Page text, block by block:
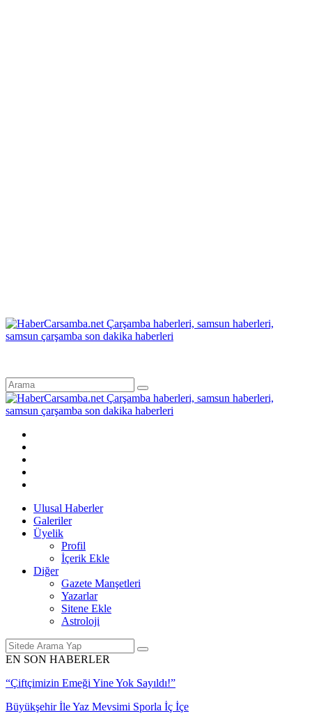
Ulusal Haberler
Galeriler
Üyelik
Profil
İçerik Ekle
Diğer
Gazete Manşetleri
Yazarlar
Sitene Ekle
Astroloji
EN SON HABERLER
“Çiftçimizin Emeği Yine Yok Sayıldı!”
Büyükşehir İle Yaz Mevsimi Sporla İç İçe